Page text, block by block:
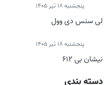
پنجشنبه 18 تیر 1405
لی سنس دی وول
پنجشنبه 18 تیر 1405
نیشان بی 612
دسته بندی